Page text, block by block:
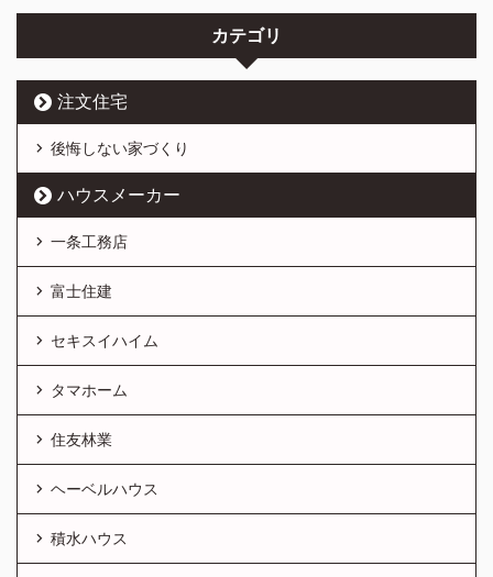
カテゴリ
注文住宅
後悔しない家づくり
ハウスメーカー
一条工務店
富士住建
セキスイハイム
タマホーム
住友林業
ヘーベルハウス
積水ハウス